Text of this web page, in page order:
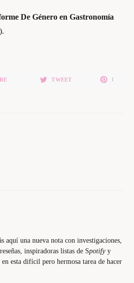
De Género en Gastronomía
TWEET 1
aquí una nueva nota con investigaciones,
inspiradoras listas de Spotify y
esta difícil pero hermosa tarea de hacer